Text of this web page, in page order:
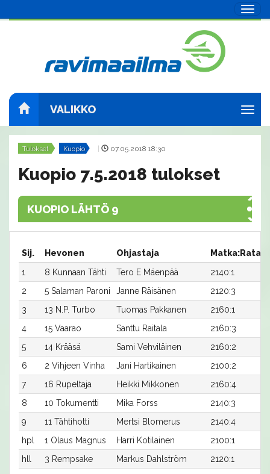
VALIKKO
Tulokset Kuopio 07.05.2018 18:30
Kuopio 7.5.2018 tulokset
KUOPIO LÄHTÖ 9
Sij. Hevonen Ohjastaja Matka:Rata
1
8 Kunnaan Tähti Tero E Mäenpää 2140:1
2
5 Salaman Paroni Janne Räisänen 2120:3
3
13 N.P. Turbo Tuomas Pakkanen 2160:1
4
15 Vaarao Santtu Raitala 2160:3
5
14 Krääsä Sami Vehviläinen 2160:2
6
2 Vihjeen Vinha Jani Hartikainen 2100:2
7
16 Rupeltaja Heikki Mikkonen 2160:4
8
10 Tokumentti Mika Forss 2140:3
9
11 Tähtihotti Mertsi Blomerus 2140:4
hpl
1 Olaus Magnus Harri Kotilainen 2100:1
hll
3 Rempsake Markus Dahlström 2120:1